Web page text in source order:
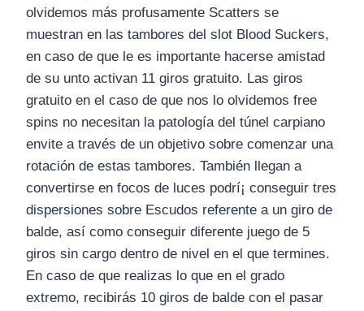
olvidemos más profusamente Scatters se
muestran en las tambores del slot Blood Suckers,
en caso de que le es importante hacerse amistad
de su unto activan 11 giros gratuito. Las giros
gratuito en el caso de que nos lo olvidemos free
spins no necesitan la patologí­a del túnel carpiano
envite a través de un objetivo sobre comenzar una
rotación de estas tambores. También llegan a
convertirse en focos de luces podrí¡ conseguir tres
dispersiones sobre Escudos referente a un giro de
balde, así­ como conseguir diferente juego de 5
giros sin cargo dentro de nivel en el que termines.
En caso de que realizas lo que en el grado
extremo, recibirás 10 giros de balde con el pasar